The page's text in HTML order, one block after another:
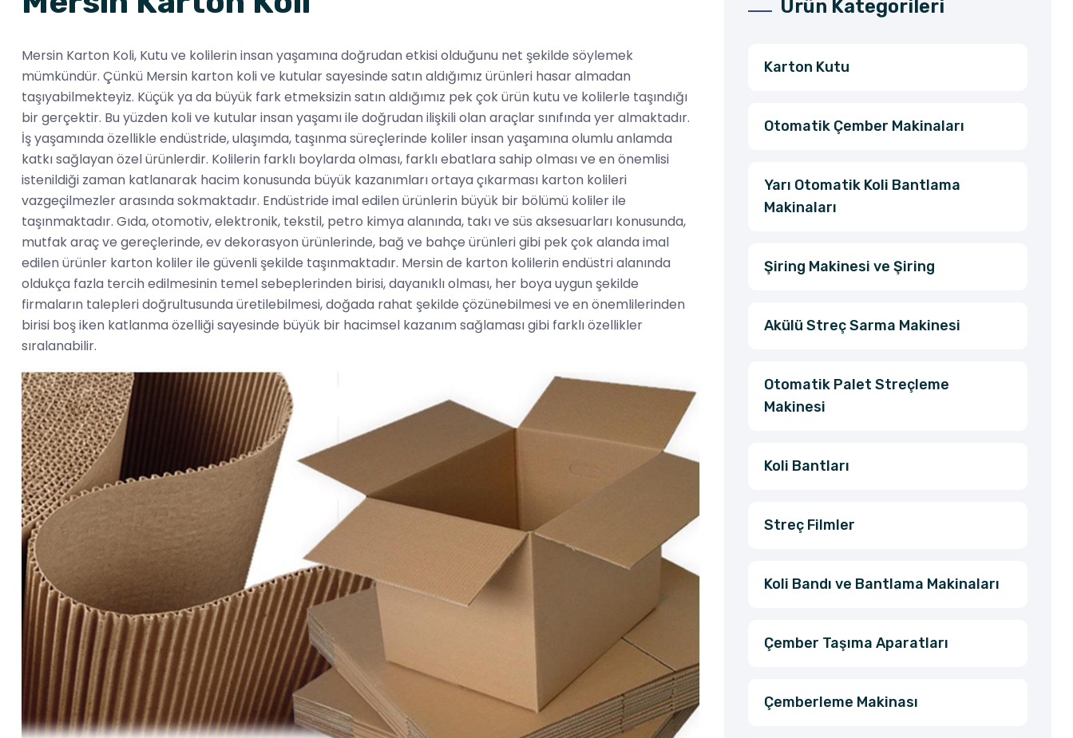
Mersin Karton Koli, Kutu ve kolilerin insan yaşamına doğrudan etkisi olduğunu net şekilde söylemek
mümkündür. Çünkü Mersin karton koli ve kutular sayesinde satın aldığımız ürünleri hasar almadan
taşıyabilmekteyiz. Küçük ya da büyük fark etmeksizin satın aldığımız pek çok ürün kutu ve kolilerle taşındığı
bir gerçektir. Bu yüzden koli ve kutular insan yaşamı ile doğrudan ilişkili olan araçlar sınıfında yer almaktadır.
İş yaşamında özellikle endüstride, ulaşımda, taşınma süreçlerinde koliler insan yaşamına olumlu anlamda
katkı sağlayan özel ürünlerdir. Kolilerin farklı boylarda olması, farklı ebatlara sahip olması ve en önemlisi
istenildiği zaman katlanarak hacim konusunda büyük kazanımları ortaya çıkarması karton kolileri
vazgeçilmezler arasında sokmaktadır. Endüstride imal edilen ürünlerin büyük bir bölümü koliler ile
taşınmaktadır. Gıda, otomotiv, elektronik, tekstil, petro kimya alanında, takı ve süs aksesuarları konusunda,
mutfak araç ve gereçlerinde, ev dekorasyon ürünlerinde, bağ ve bahçe ürünleri gibi pek çok alanda imal
edilen ürünler karton koliler ile güvenli şekilde taşınmaktadır. Mersin de karton kolilerin endüstri alanında
oldukça fazla tercih edilmesinin temel sebeplerinden birisi, dayanıklı olması, her boya uygun şekilde
firmaların talepleri doğrultusunda üretilebilmesi, doğada rahat şekilde çözünebilmesi ve en önemlilerinden
birisi boş iken katlanma özelliği sayesinde büyük bir hacimsel kazanım sağlaması gibi farklı özellikler
sıralanabilir.
Ürün Kategorileri
Karton Kutu
Otomatik Çember Makinaları
Yarı Otomatik Koli Bantlama
Makinaları
Şiring Makinesi ve Şiring
Akülü Streç Sarma Makinesi
Otomatik Palet Streçleme
Makinesi
Koli Bantları
Streç Filmler
Koli Bandı ve Bantlama Makinaları
Çember Taşıma Aparatları
Çemberleme Makinası